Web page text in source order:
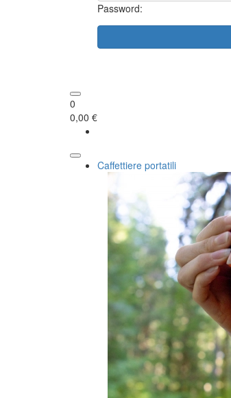
Password:
0
0,00 €
Caffettiere portatili